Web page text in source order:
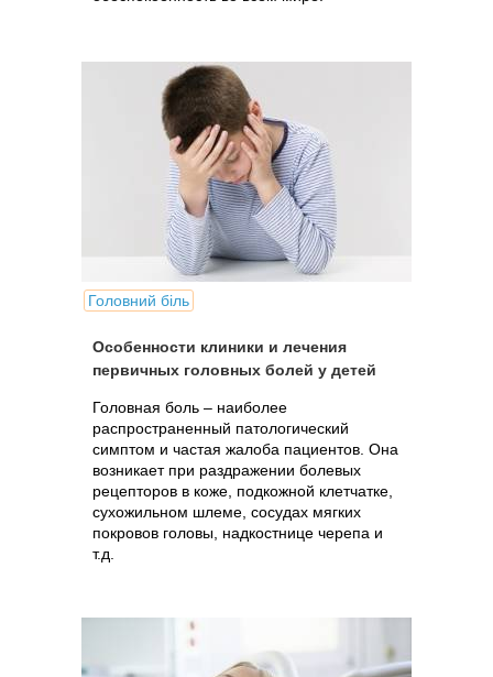
Головний біль
Особенности клиники и лечения
первичных головных болей у детей
Головная боль – наиболее
распространенный патологический
симптом и частая жалоба пациентов. Она
возникает при раздражении болевых
рецепторов в коже, подкожной клетчатке,
сухожильном шлеме, сосудах мягких
покровов головы, надкостнице черепа и
т.д.